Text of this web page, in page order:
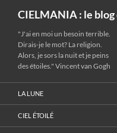
CIELMANIA : le
"J'ai en moi un besoin terrible.
Dirais-je le mot? La religion.
Alors, je sors la nuit et je peins
des étoiles." Vincent van Gogh
LA LUNE
CIEL ÉTOILÉ